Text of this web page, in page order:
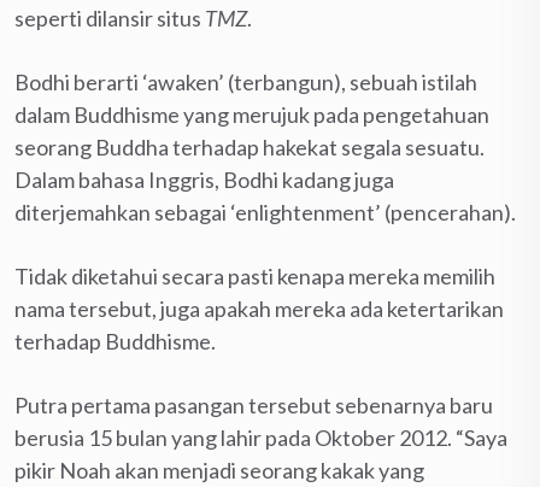
seperti dilansir situs TMZ.
Bodhi berarti ‘awaken’ (terbangun), sebuah istilah
dalam Buddhisme yang merujuk pada pengetahuan
seorang Buddha terhadap hakekat segala sesuatu.
Dalam bahasa Inggris, Bodhi kadang juga
diterjemahkan sebagai ‘enlightenment’ (pencerahan).
Tidak diketahui secara pasti kenapa mereka memilih
nama tersebut, juga apakah mereka ada ketertarikan
terhadap Buddhisme.
Putra pertama pasangan tersebut sebenarnya baru
berusia 15 bulan yang lahir pada Oktober 2012. “Saya
pikir Noah akan menjadi seorang kakak yang